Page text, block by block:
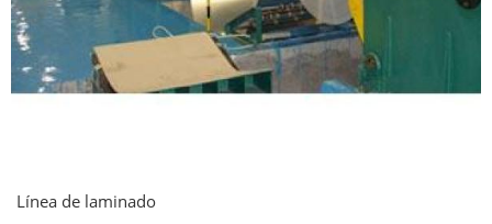
Línea de laminado